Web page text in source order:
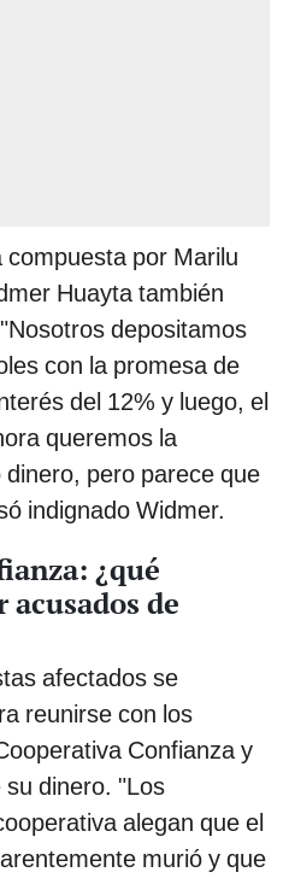
por Marilu
Huayta también
depositamos
con la promesa de
del 12% y luego, el
queremos la
pero parece que
indignado Widmer.
¿qué
de
afectados se
reunirse con los
Confianza y
su dinero. "Los
alegan que el
murió y que